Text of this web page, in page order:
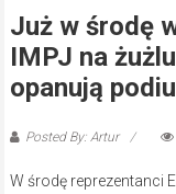
Już w środę
IMPJ na
opanują
Posted By: Artur
W środę reprezentanci